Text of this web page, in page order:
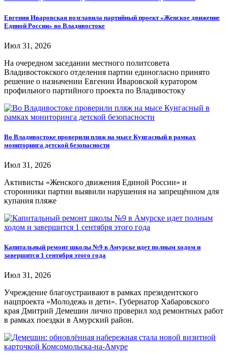
Евгения Иваровская возглавила партийный проект «Женское движение
Единой России» во Владивостоке
Июл 31, 2026
На очередном заседании местного политсовета
Владивостокского отделения партии единогласно принято
решение о назначении Евгении Иваровской куратором
профильного партийного проекта по Владивостоку
Во Владивостоке проверили пляж на мысе Кунгасный в рамках
мониторинга детской безопасности
Июл 31, 2026
Активисты «Женского движения Единой России» и
сторонники партии выявили нарушения на запрещённом для
купания пляже
Капитальный ремонт школы №9 в Амурске идет полным ходом и
завершится 1 сентября этого года
Июл 31, 2026
Учреждение благоустраивают в рамках президентского
нацпроекта «Молодежь и дети». Губернатор Хабаровского
края Дмитрий Демешин лично проверил ход ремонтных работ
в рамках поездки в Амурский район.